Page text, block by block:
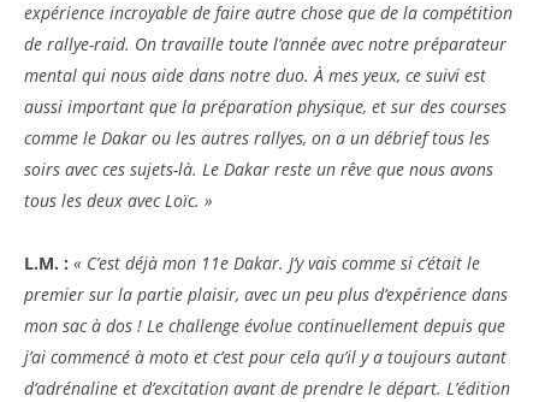
expérience incroyable de faire autre chose que de la compétition
de rallye-raid. On travaille toute l’année avec notre préparateur
mental qui nous aide dans notre duo. À mes yeux, ce suivi est
aussi important que la préparation physique, et sur des courses
comme le Dakar ou les autres rallyes, on a un débrief tous les
soirs avec ces sujets-là. Le Dakar reste un rêve que nous avons
tous les deux avec Loïc. »
L.M. : « C’est déjà mon 11e Dakar. J’y vais comme si c’était le
premier sur la partie plaisir, avec un peu plus d’expérience dans
mon sac à dos ! Le challenge évolue continuellement depuis que
j’ai commencé à moto et c’est pour cela qu’il y a toujours autant
d’adrénaline et d’excitation avant de prendre le départ. L’édition